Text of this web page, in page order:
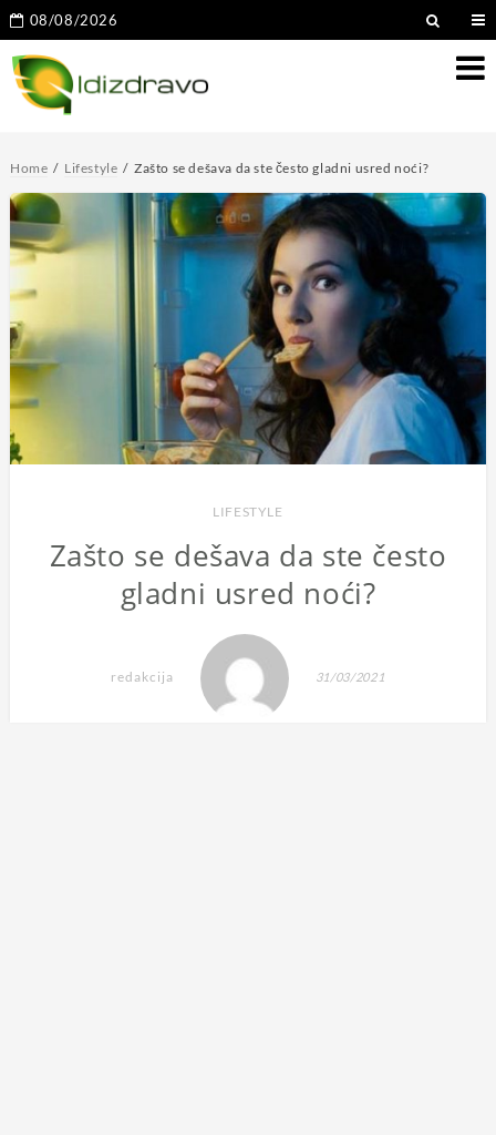
08/08/2026
Home Lifestyle Zašto se dešava da ste često gladni usred noći?
LIFESTYLE
Zašto se dešava da ste često
gladni usred noći?
redakcija 31/03/2021